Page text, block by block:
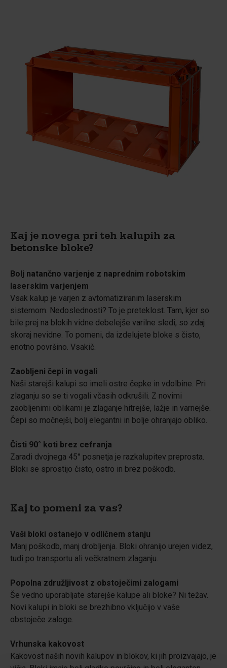
Kaj je novega pri teh kalupih za
betonske bloke?
Bolj natančno varjenje z naprednim robotskim
laserskim varjenjem
Vsak kalup je varjen z avtomatiziranim laserskim
sistemom. Nedoslednosti? To je preteklost. Tam, kjer so
bile prej na blokih vidne debelejše varilne sledi, so zdaj
skoraj nevidne. To pomeni, da izdelujete bloke s čisto,
enotno površino. Vsakič.
Zaobljeni čepi in vogali
Naši starejši kalupi so imeli ostre čepke in vdolbine. Pri
zlaganju so se ti vogali včasih odkrušili. Z novimi
zaobljenimi oblikami je zlaganje hitrejše, lažje in varnejše.
Čepi so močnejši, bolj elegantni in bolje ohranjajo obliko.
Čisti 90° koti brez cefranja
Zaradi dvojnega 45° posnetja je razkalupitev preprosta.
Bloki se sprostijo čisto, ostro in brez poškodb.
Kaj to pomeni za vas?
Vaši bloki ostanejo v odličnem stanju
Manj poškodb, manj drobljenja. Bloki ohranijo urejen videz,
tudi po transportu ali večkratnem zlaganju.
Popolna združljivost z obstoječimi zalogami
Še vedno uporabljate starejše kalupe ali bloke? Ni težav.
Novi kalupi in bloki se brezhibno vključijo v vaše
obstoječe zaloge.
Vrhunska kakovost
Kakovost naših novih kalupov in blokov, ki jih proizvajajo, je